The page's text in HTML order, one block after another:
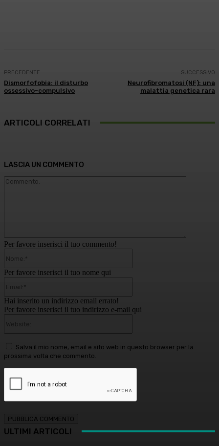
PRECEDENTE
Dismorfofobia: il disturbo
ossessivo-compulsivo
SUCCESSIVO
Neurofibromatosi (NF): una
malattia genetica rara
ARTICOLI CORRELATI
LASCIA UN COMMENTO
Per favore inserisci il tuo commento!
Per favore inserisci il tuo nome qui
Hai inserito un indirizzo email errato!
Per favore inserisci il tuo indirizzo e-mail qui
Salva il mio nome, email e sito web in questo browser per la
prossima volta che commento.
ULTIMI ARTICOLI